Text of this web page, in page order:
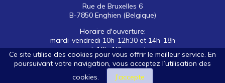
Rue de Bruxelles 6
B-7850 Enghien (Belgique)
Horaire d'ouverture:
mardi-vendredi 10h-12h30 et 14h-18h
samedi 10h-18h non stop
Tél: +32 (0)2 395 92 88
E-mail:nim@jeuxdenim.be
Ce site utilise des cookies pour vous offrir le meilleur service. En
poursuivant votre navigation, vous acceptez l’utilisation des
cookies.
J’accepte